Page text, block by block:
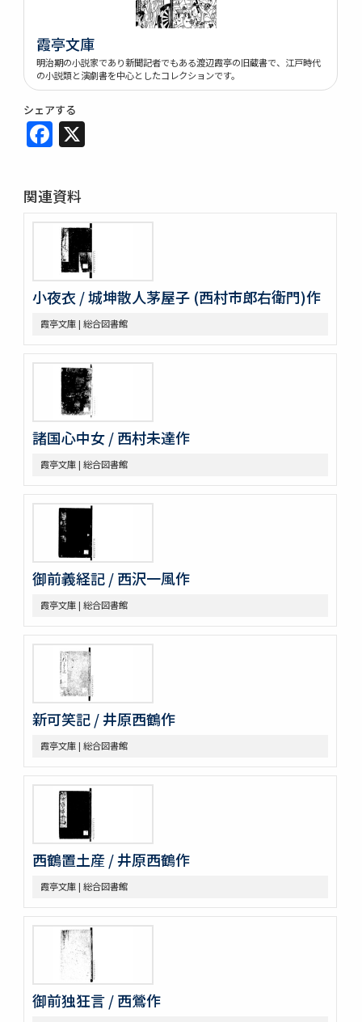
霞亭文庫
明治期の小説家であり新聞記者でもある渡辺霞亭の旧蔵書で、江戸時代
の小説類と演劇書を中心としたコレクションです。
シェアする
Facebook
関連資料
小夜衣 / 城坤散人茅屋子 (西村市郎右衛門)作
霞亭文庫 | 総合図書館
諸国心中女 / 西村未達作
霞亭文庫 | 総合図書館
御前義経記 / 西沢一風作
霞亭文庫 | 総合図書館
新可笑記 / 井原西鶴作
霞亭文庫 | 総合図書館
西鶴置土産 / 井原西鶴作
霞亭文庫 | 総合図書館
御前独狂言 / 西鶯作